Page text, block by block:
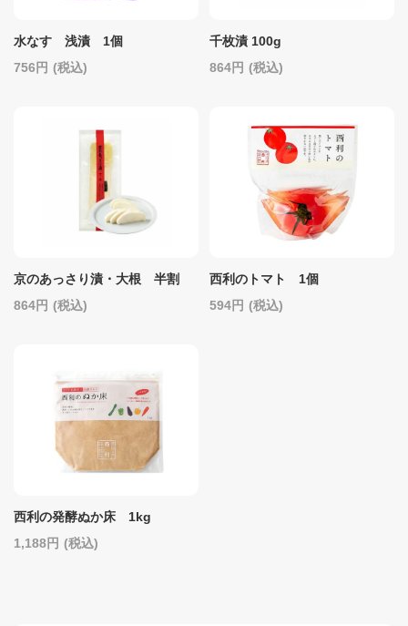
水なす 浅漬 1個
756
(税込)
千枚漬 100g
864
(税込)
京のあっさり漬・大根 半割
864
(税込)
西利のトマト 1個
594
(税込)
西利の発酵ぬか床 1kg
1,188
(税込)